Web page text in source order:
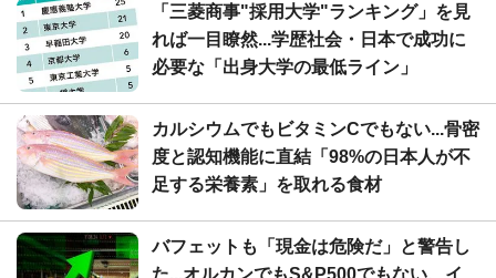
「三菱商事"採用大学"ランキング」を見
れば一目瞭然...学歴社会・日本で成功に
必要な「出身大学の最低ライン」
カルシウムでもビタミンCでもない...骨密
度と認知機能に直結「98%の日本人が不
足する栄養素」を取れる食材
バフェットも「現金は危険だ」と警告し
た...オルカンでもS&P500でもない、イ